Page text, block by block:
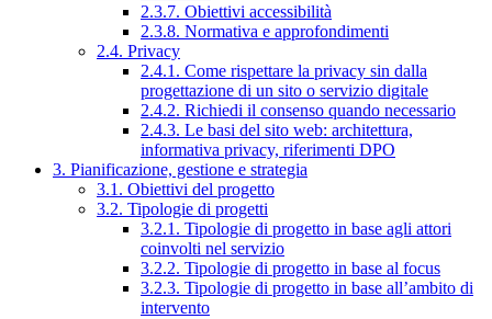
2.3.7. Obiettivi accessibilità
2.3.8. Normativa e approfondimenti
2.4. Privacy
2.4.1. Come rispettare la privacy sin dalla
progettazione di un sito o servizio digitale
2.4.2. Richiedi il consenso quando necessario
2.4.3. Le basi del sito web: architettura,
informativa privacy, riferimenti DPO
3. Pianificazione, gestione e strategia
3.1. Obiettivi del progetto
3.2. Tipologie di progetti
3.2.1. Tipologie di progetto in base agli attori
coinvolti nel servizio
3.2.2. Tipologie di progetto in base al focus
3.2.3. Tipologie di progetto in base all’ambito di
intervento